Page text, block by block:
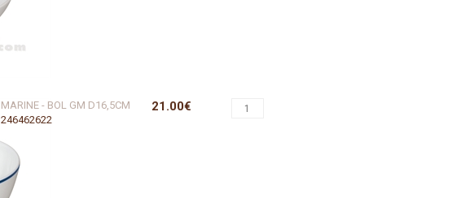
MARINE - BOL GM D16,5CM
246462622
21.00€